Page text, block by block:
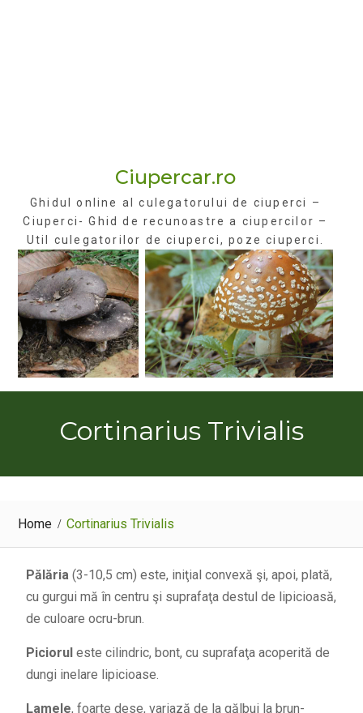
Ciupercar.ro
Ghidul online al culegatorului de ciuperci –
Ciuperci- Ghid de recunoastre a ciupercilor –
Util culegatorilor de ciuperci, poze ciuperci.
Cortinarius Trivialis
Home Cortinarius Trivialis
Pălăria(3-10,5 cm) este, iniţial convexă şi, apoi, plată,
cu gurgui mă în centru şi suprafaţa destul de lipicioasă,
de culoare ocru-brun.
Picioruleste cilindric, bont, cu suprafaţa acoperită de
dungi inelare lipicioase.
Lamele, foarte dese, variază de la gălbui la brun-